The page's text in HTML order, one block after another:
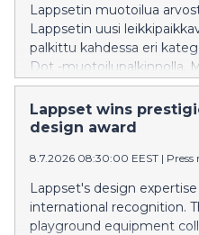
Lappsetin muotoilua
Lappsetin uusi
palkittu kahdessa eri
Dot -muotoilupalkinnolla.
kaupunkisuunnittelun ja
Muotoilupalkinnot
Saksan Essenissä pidetyssä
Lappset wins
design award
8.7.2026 08:30:00 EEST | Press
Lappset's design
international recognition.
playground equipment